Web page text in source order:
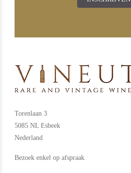
Torenlaan 3
5085 NL Esbeek
Nederland
Bezoek enkel op afspraak